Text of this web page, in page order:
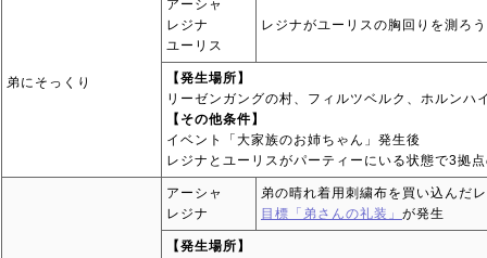
弟にそっくり
アーシャ
レジナ
ユーリス
レジナがユーリスの胸回りを測ろ
【発生場所】
リーゼンガングの村、フィルツベルク、ホルンハ
【その他条件】
イベント「大家族のお姉ちゃん」発生後
レジナとユーリスがパーティーにいる状態で3拠
アーシャ
レジナ
弟の晴れ着用刺繍布を買い込んだ
目標「弟さんの礼装」 が発生
【発生場所】